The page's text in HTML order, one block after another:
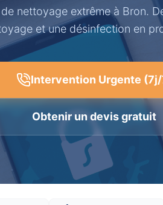
nettoyage extrême à Bron.
et une désinfection en
Intervention Urgente
Obtenir un devis gratuit